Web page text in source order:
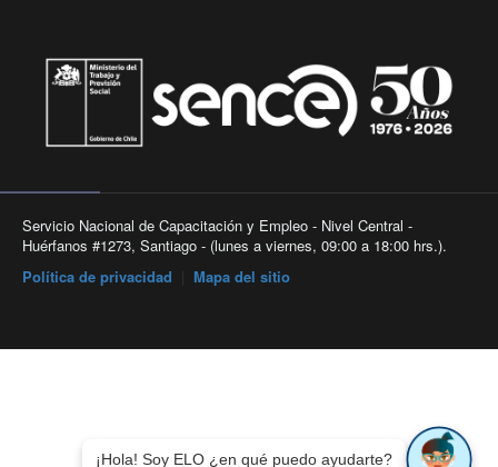
Servicio Nacional de Capacitación y Empleo - Nivel Central -
Huérfanos #1273, Santiago - (lunes a viernes, 09:00 a 18:00 hrs.).
Política de privacidad
Mapa del sitio
¡Hola! Soy ELO ¿en qué puedo ayudarte?